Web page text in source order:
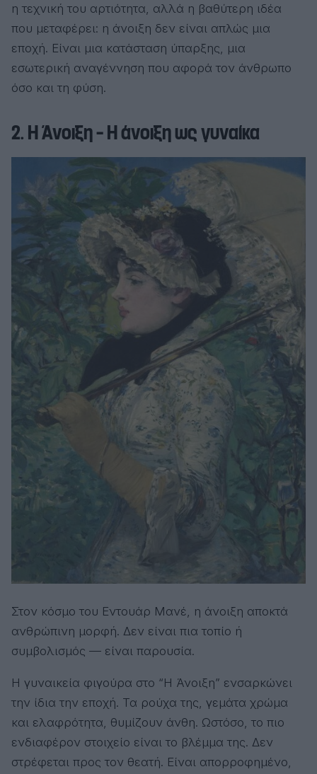
η τεχνική του αρτιότητα, αλλά η βαθύτερη ιδέα
που μεταφέρει: η άνοιξη δεν είναι απλώς μια
εποχή. Είναι μια κατάσταση ύπαρξης, μια
εσωτερική αναγέννηση που αφορά τον άνθρωπο
όσο και τη φύση.
2. Η Άνοιξη – Η άνοιξη ως γυναίκα
Στον κόσμο του Εντουάρ Μανέ, η άνοιξη αποκτά
ανθρώπινη μορφή. Δεν είναι πια τοπίο ή
συμβολισμός — είναι παρουσία.
Η γυναικεία φιγούρα στο “Η Άνοιξη” ενσαρκώνει
την ίδια την εποχή. Τα ρούχα της, γεμάτα χρώμα
και ελαφρότητα, θυμίζουν άνθη. Ωστόσο, το πιο
ενδιαφέρον στοιχείο είναι το βλέμμα της. Δεν
στρέφεται προς τον θεατή. Είναι απορροφημένο,